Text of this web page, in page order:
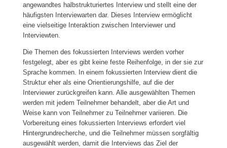
angewandtes halbstrukturiertes Interview und stellt eine der
häufigsten Interviewarten dar. Dieses Interview ermöglicht
eine vielseitige Interaktion zwischen Interviewer und
Interviewten.
Die Themen des fokussierten Interviews werden vorher
festgelegt, aber es gibt keine feste Reihenfolge, in der sie zur
Sprache kommen. In einem fokussierten Interview dient die
Struktur eher als eine Orientierungshilfe, auf die der
Interviewer zurückgreifen kann. Alle ausgewählten Themen
werden mit jedem Teilnehmer behandelt, aber die Art und
Weise kann von Teilnehmer zu Teilnehmer variieren. Die
Vorbereitung eines fokussierten Interviews erfordert viel
Hintergrundrecherche, und die Teilnehmer müssen sorgfältig
ausgewählt werden, damit die Interviews das Ziel der